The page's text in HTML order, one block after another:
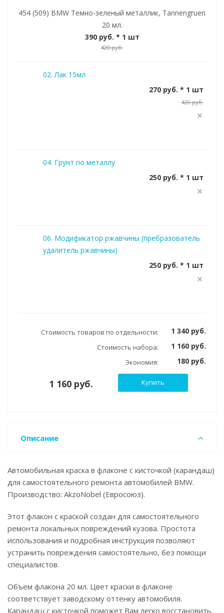
454 (509) BMW Темно-зеленый металлик, Tannengruen
20 мл.
390 руб. * 1 шт
420 руб.
02. Лак 15мл
270 руб. * 1 шт
420 руб.
04. Грунт по металлу
250 руб. * 1 шт
06. Модификатор ржавчины (пребразователь
удалитель ржавчины)
250 руб. * 1 шт
Стоимость товаров по отдельности: 1 340 руб.
Стоимость набора: 1 160 руб.
Экономия: 180 руб.
1 160 руб. Купить
Описание
Автомобильная краска в флаконе с кисточкой (карандаш)
для самостоятельного ремонта автомобилей BMW.
Производство: AkzoNobel (Евросоюз).
Этот флакон с краской создан для самостоятельного
ремонта локальных повреждений кузова. Простота
использования и подробная инструкция позволяют
устранить повреждения самостоятельно, без помощи
специалистов.
Объем флакона 20 мл. Цвет краски в флаконе
соответствует заводскому оттенку автомобиля.
Карандаш с кисточкой поможет Вам легко восстановить